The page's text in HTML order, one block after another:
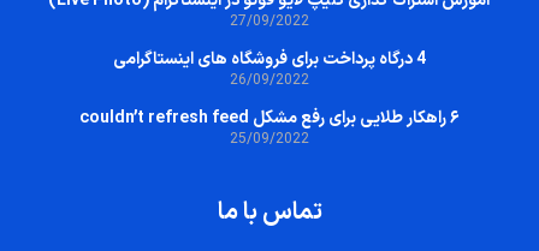
27/09/2022
4 درگاه پرداخت برای فروشگاه های اینستاگرامی
26/09/2022
۶ راهکار طلایی برای رفع مشکل couldn’t refresh feed
25/09/2022
تماس با ما